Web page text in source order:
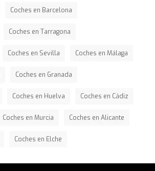
Coches en Barcelona
Coches en Tarragona
Coches en Sevilla Coches en Málaga
Coches en Granada
Coches en Huelva Coches en Cádiz
Coches en Murcia Coches en Alicante
Coches en Elche